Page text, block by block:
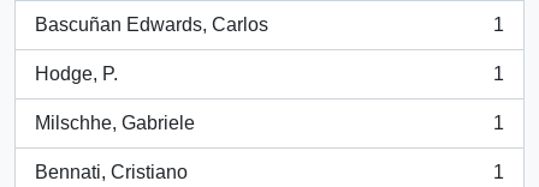
Bascuñan Edwards, Carlos
, 1 resultados
1
Hodge, P.
, 1 resultados
1
Milschhe, Gabriele
, 1 resultados
1
Bennati, Cristiano 1